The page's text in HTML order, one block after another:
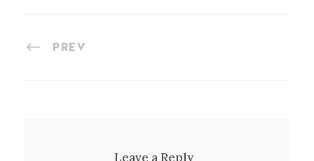
PREV
Leave a Reply